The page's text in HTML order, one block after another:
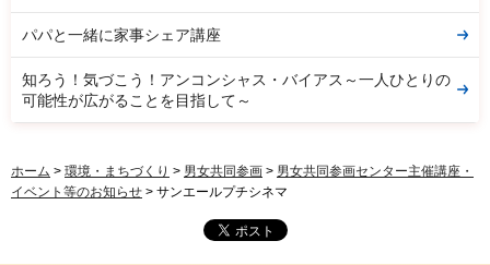
パパと一緒に家事シェア講座
知ろう！気づこう！アンコンシャス・バイアス～一人ひとりの
可能性が広がることを目指して～
ホーム > 環境・まちづくり > 男女共同参画 > 男女共同参画センター主催講座・
イベント等のお知らせ > サンエールプチシネマ